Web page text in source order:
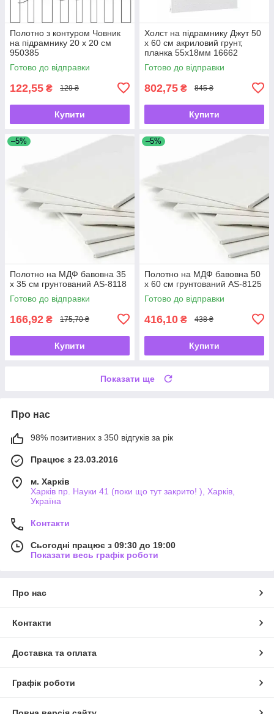
Полотно з контуром Човник
на підрамнику 20 х 20 см
950385
Готово до відправки
122,55 ₴ 129 ₴
Купити
Холст на підрамнику Джут 50
х 60 см акриловий грунт,
планка 55х18мм 16662
Готово до відправки
802,75 ₴ 845 ₴
Купити
–5%
Полотно на МДФ бавовна 35
х 35 см грунтований AS-8118
Готово до відправки
166,92 ₴ 175,70 ₴
Купити
–5%
Полотно на МДФ бавовна 50
х 60 см грунтований AS-8125
Готово до відправки
416,10 ₴ 438 ₴
Купити
Показати ще
Про нас
98% позитивних з 350 відгуків за рік
Працює з 23.03.2016
м. Харків
Харків пр. Науки 41 (поки що тут закрито! ), Харків,
Україна
Контакти
Сьогодні працює з 09:30 до 19:00
Показати весь графік роботи
Про нас
Контакти
Доставка та оплата
Графік роботи